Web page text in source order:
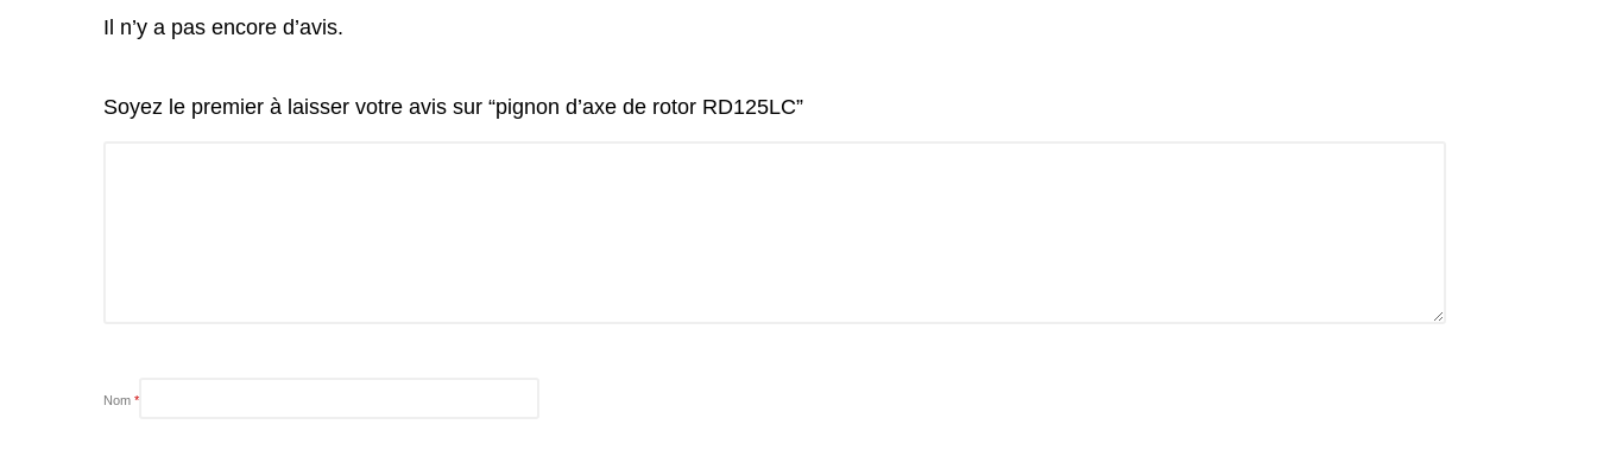
Il n’y a pas encore d’avis.
Soyez le premier à laisser votre avis sur “pignon d’axe de rotor RD125LC”
Nom *